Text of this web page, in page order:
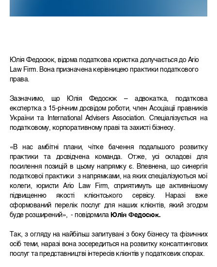
Юлія Федосюк, відома податкова юристка долучається до Ario
Law Firm. Вона призначена керівницею практики податкового
права.
Зазначимо, що Юлія Федосюк – адвокатка, податкова
експертка з 15-річним досвідом роботи, член Асоціації правників
України та International Advisers Association. Спеціалізується на
податковому, корпоративному праві та захисті бізнесу.
«В нас амбітні плани, чітке бачення подальшого розвитку
практики та досвідчена команда. Отже, усі складові для
посилення позицій в цьому напрямку є. Впевнена, що синергія
податкової практики з напрямками, на яких спеціалізуються мої
колеги, юристи Ario Law Firm, сприятимуть ще активнішому
підвищенню якості клієнтського сервісу. Наразі вже
сформований перелік послуг для наших клієнтів, який згодом
буде розширений», - повідомила Юлія Федосюк.
Так, з огляду на найбільш запитувані з боку бізнесу та фізичних
осіб теми, наразі вона зосередиться на розвитку консалтингових
послуг та представництві інтересів клієнтів у податкових спорах.